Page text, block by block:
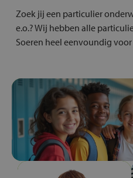
Zoek jij een particulier
e.o.? Wij hebben alle
Soeren heel eenvoundig